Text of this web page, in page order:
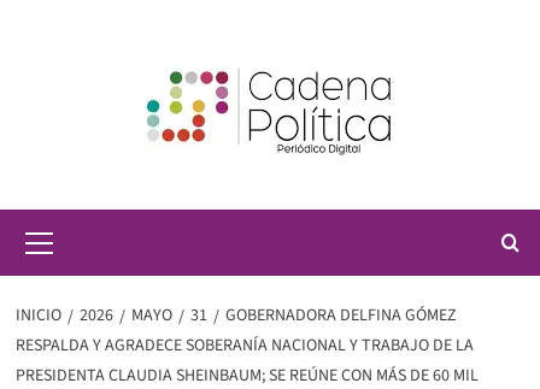
principal
INICIO 2026 MAYO 31
GOBERNADORA DELFINA GÓMEZ
RESPALDA Y AGRADECE SOBERANÍA NACIONAL Y TRABAJO DE LA
PRESIDENTA CLAUDIA SHEINBAUM; SE REÚNE CON MÁS DE 60 MIL